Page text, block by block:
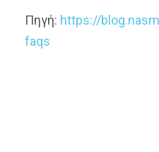
Πηγή: https://
faqs